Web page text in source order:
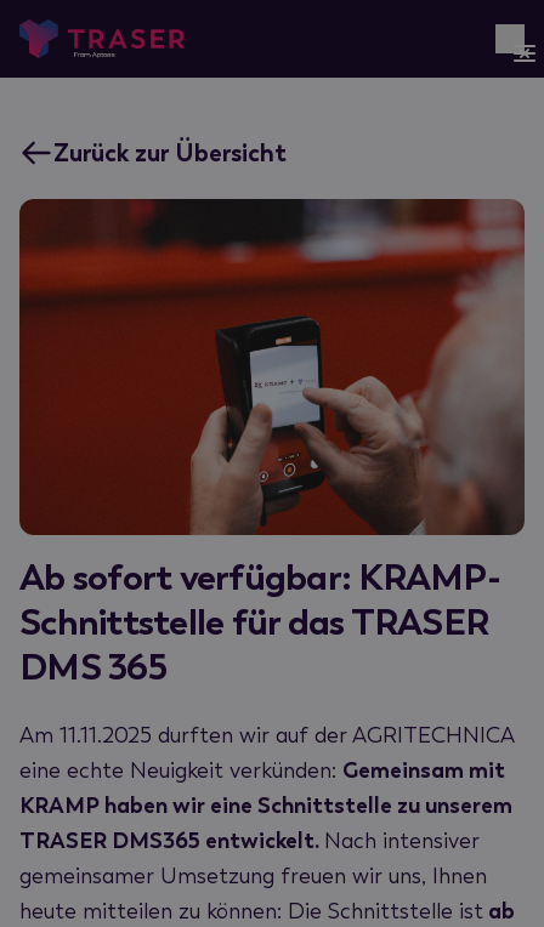
Zurück zur Übersicht
Ab sofort verfügbar: KRAMP-
Schnittstelle für das TRASER
DMS 365
Am 11.11.2025 durften wir auf der AGRITECHNICA
eine echte Neuigkeit verkünden: Gemeinsam mit
KRAMP haben wir eine Schnittstelle zu unserem
TRASER DMS365 entwickelt. Nach intensiver
gemeinsamer Umsetzung freuen wir uns, Ihnen
heute mitteilen zu können: Die Schnittstelle ist ab